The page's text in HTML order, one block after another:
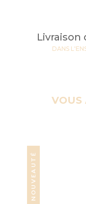
DANS
VOUS
NOUVEAUTÉ